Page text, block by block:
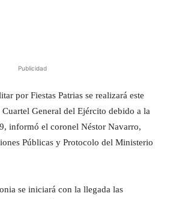
Publicidad
por Fiestas Patrias se realizará este
General del Ejército debido a la
informó el coronel Néstor Navarro,
Públicas y Protocolo del Ministerio
se iniciará con la llegada las